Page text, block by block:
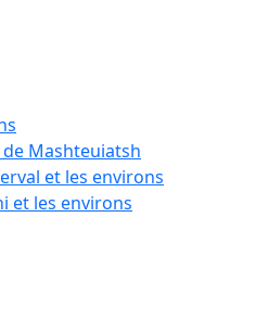
Mashteuiatsh
et les environs
et les environs